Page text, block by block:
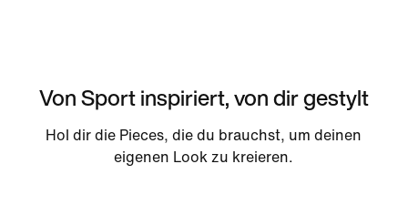
Von Sport inspiriert, von dir gestylt
Hol dir die Pieces, die du brauchst, um deinen
eigenen Look zu kreieren.